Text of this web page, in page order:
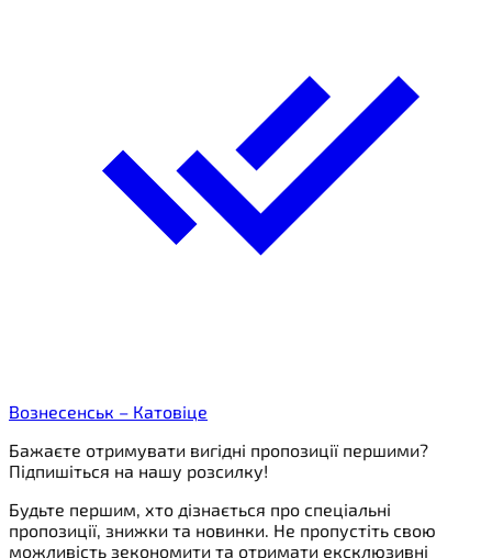
Вознесенськ – Катовіце
Бажаєте отримувати вигідні пропозиції першими?
Підпишіться на нашу розсилку!
Будьте першим, хто дізнається про спеціальні
пропозиції, знижки та новинки. Не пропустіть свою
можливість зекономити та отримати ексклюзивні